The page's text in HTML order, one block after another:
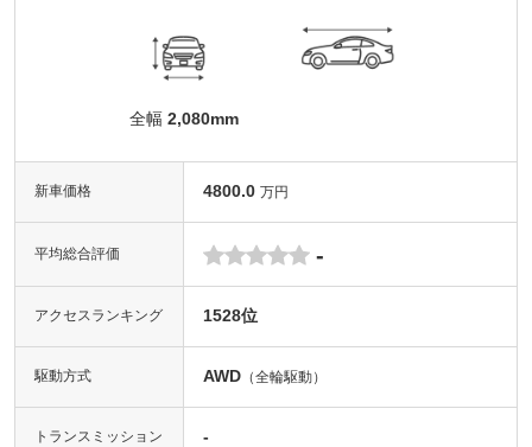
全幅 2,080mm
新車価格 4800.0 万円
平均総合評価 -
アクセスランキング 1528位
駆動方式 AWD （全輪駆動）
トランスミッション -